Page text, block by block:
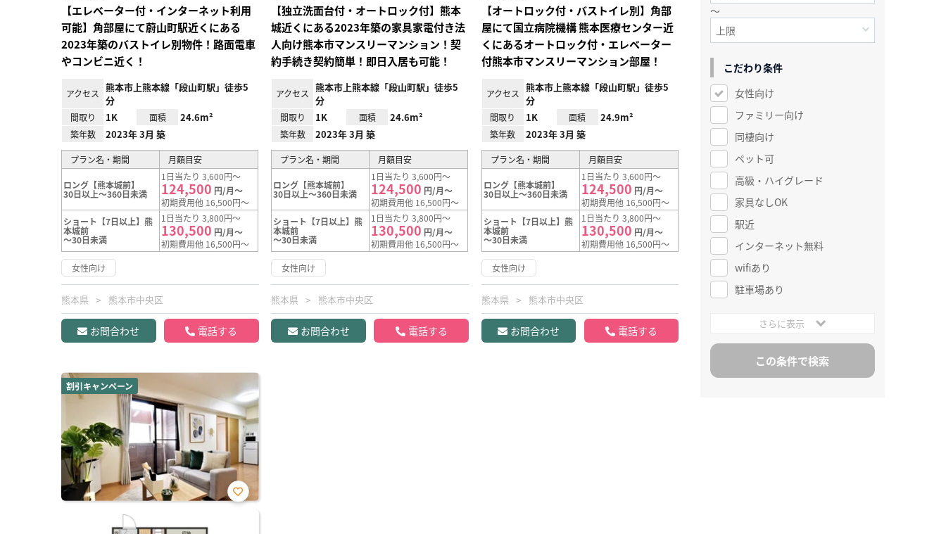
【エレベーター付・インターネット利用
可能】角部屋にて蔚山町駅近くにある
2023年築のバストイレ別物件！路面電車
やコンビニ近く！
アクセス
熊本市上熊本線「段山町駅」徒歩5
分
間取り 1K 面積 24.6m²
築年数 2023年 3月 築
プラン名・期間 月額目安
ロング【熊本城前】
30日以上～360日未満
1日当たり 3,600円～
124,500 円/月～
初期費用他 16,500円～
ショート【7日以上】熊
本城前
～30日未満
1日当たり 3,800円～
130,500 円/月～
初期費用他 16,500円～
女性向け
熊本県 熊本市中央区
お問合わせ 電話する
【独立洗面台付・オートロック付】熊本
城近くにある2023年築の家具家電付き法
人向け熊本市マンスリーマンション！契
約手続き契約簡単！即日入居も可能！
アクセス
熊本市上熊本線「段山町駅」徒歩5
分
間取り 1K 面積 24.6m²
築年数 2023年 3月 築
プラン名・期間 月額目安
ロング【熊本城前】
30日以上～360日未満
1日当たり 3,600円～
124,500 円/月～
初期費用他 16,500円～
ショート【7日以上】熊
本城前
～30日未満
1日当たり 3,800円～
130,500 円/月～
初期費用他 16,500円～
女性向け
熊本県 熊本市中央区
お問合わせ 電話する
【オートロック付・バストイレ別】角部
屋にて国立病院機構 熊本医療センター近
くにあるオートロック付・エレベーター
付熊本市マンスリーマンション部屋！
アクセス
熊本市上熊本線「段山町駅」徒歩5
分
間取り 1K 面積 24.9m²
築年数 2023年 3月 築
プラン名・期間 月額目安
ロング【熊本城前】
30日以上～360日未満
1日当たり 3,600円～
124,500 円/月～
初期費用他 16,500円～
ショート【7日以上】熊
本城前
～30日未満
1日当たり 3,800円～
130,500 円/月～
初期費用他 16,500円～
女性向け
熊本県 熊本市中央区
お問合わせ 電話する
割引キャンペーン
お気
～
こだわり条件
女性向け
ファミリー向け
同棲向け
ペット可
高級・ハイグレード
家具なしOK
駅近
インターネット無料
wifiあり
駐車場あり
さらに表示